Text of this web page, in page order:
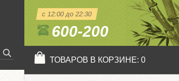
с 12:00 до 22:30
600-200
ТОВАРОВ В КОРЗИНЕ: 0